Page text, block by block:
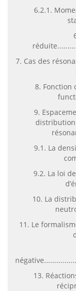
6.2.1.
7. Cas des
8. Fonction
9.
distribution
9.1. La
9.2. La loi
10. La
11. Le
13.